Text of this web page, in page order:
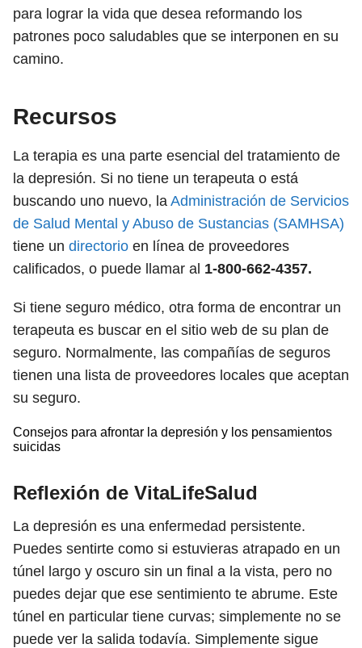
para lograr la vida que desea reformando los
patrones poco saludables que se interponen en su
camino.
Recursos
La terapia es una parte esencial del tratamiento de
la depresión. Si no tiene un terapeuta o está
buscando uno nuevo, la Administración de Servicios
de Salud Mental y Abuso de Sustancias (SAMHSA)
tiene un directorio en línea de proveedores
calificados, o puede llamar al 1-800-662-4357.
Si tiene seguro médico, otra forma de encontrar un
terapeuta es buscar en el sitio web de su plan de
seguro. Normalmente, las compañías de seguros
tienen una lista de proveedores locales que aceptan
su seguro.
Consejos para afrontar la depresión y los pensamientos
suicidas
Reflexión de VitaLifeSalud
La depresión es una enfermedad persistente.
Puedes sentirte como si estuvieras atrapado en un
túnel largo y oscuro sin un final a la vista, pero no
puedes dejar que ese sentimiento te abrume. Este
túnel en particular tiene curvas; simplemente no se
puede ver la salida todavía. Simplemente sigue